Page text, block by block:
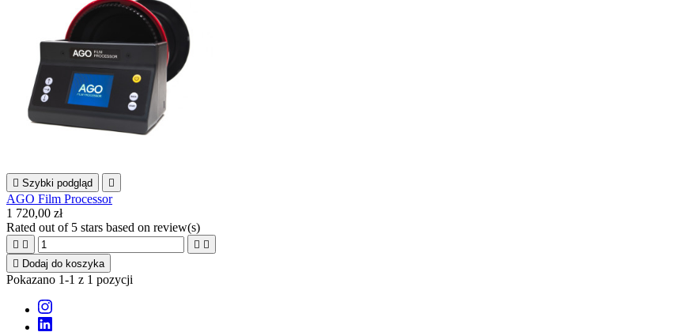
 Szybki podgląd 
AGO Film Processor
1 720,00 zł
Rated out of 5 stars based on review(s)
   
 Dodaj do koszyka
Pokazano 1-1 z 1 pozycji